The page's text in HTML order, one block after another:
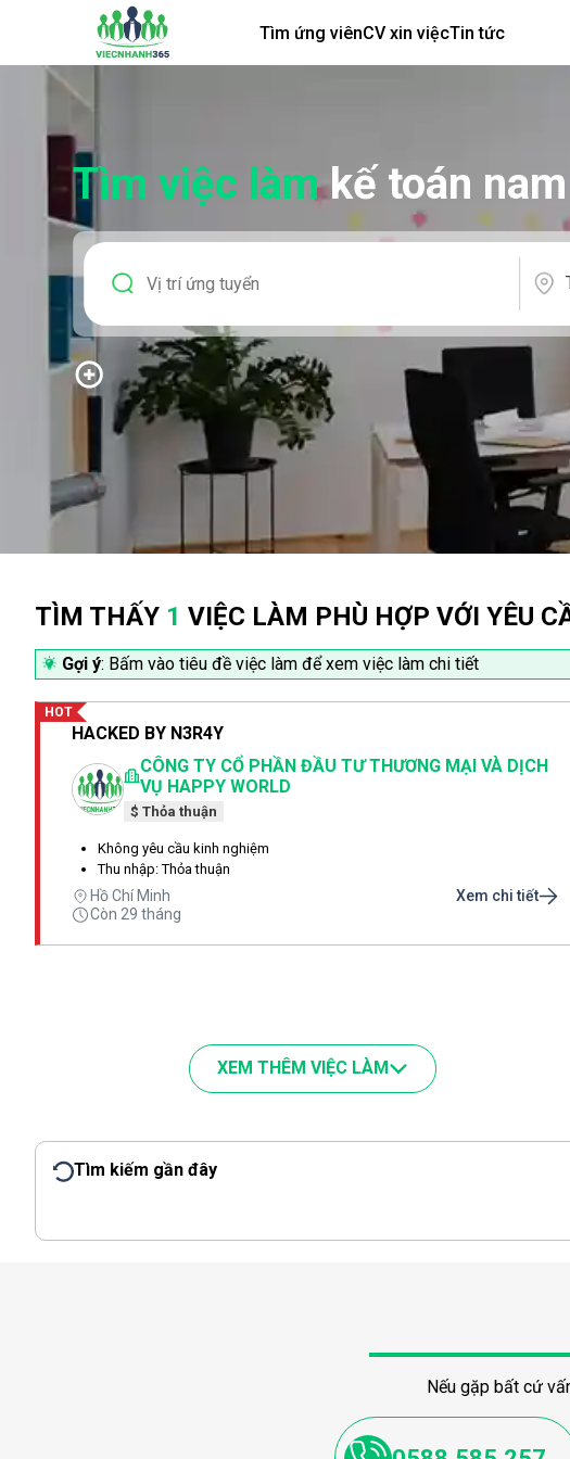
Tìm ứng viênCV xin việcTin tức
Tìm việc làmkế toán nam
TÌM THẤY 1 VIỆC LÀM PHÙ HỢP VỚI YÊU
Gợi ý: Bấm vào tiêu đề việc làm để xem việc làm chi tiết
HACKED BY N3R4Y
CÔNG TY CỔ PHẦN ĐẦU TƯ THƯƠNG MẠI VÀ DỊCH
VỤ HAPPY WORLD
$ Thỏa thuận
Không yêu cầu kinh nghiệm
Thu nhập: Thỏa thuận
Hồ Chí Minh
Còn 29 tháng
Xem chi tiết
HOT
XEM THÊM VIỆC LÀM
Tìm kiếm gần đây
Nếu gặp bất cứ